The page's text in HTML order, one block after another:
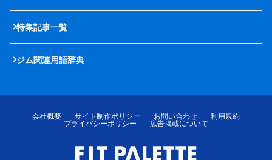
特集記事一覧
ジム関連用語辞典
会社概要 サイト制作ポリシー お問い合わせ
利用規約
プライバシーポリシー
広告掲載について